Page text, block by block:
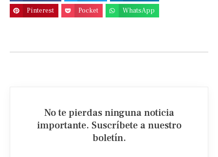
Pinterest
Pocket WhatsApp
No te pierdas ninguna noticia
importante. Suscríbete a nuestro
boletín.